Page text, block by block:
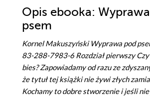
Opis ebooka:
psem
Kornel Makuszyński Wyprawa pod
83-288-7983-6 Rozdział pierwszy
bies? Zapowiadamy od razu ze
że tytuł tej książki nie żywi złych
Kochamy to dobre stworzenie i jeśli